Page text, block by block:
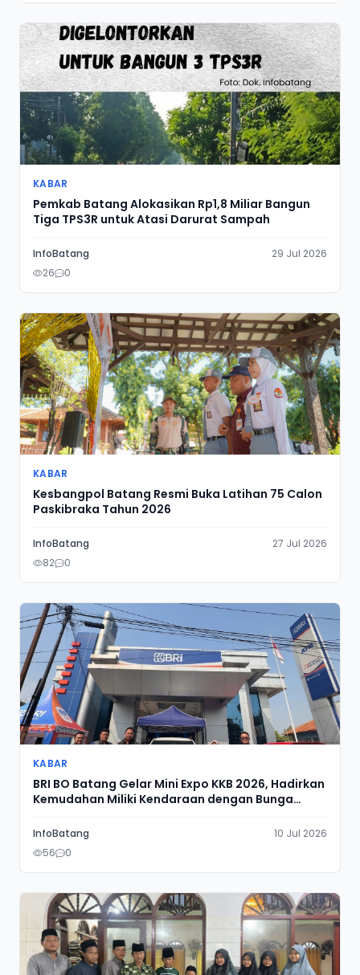
Politik
UMKM
KABAR
Pemkab Batang Alokasikan Rp1,8 Miliar Bangun
Tiga TPS3R untuk Atasi Darurat Sampah
InfoBatang
29 Jul 2026
26
0
KABAR
Kesbangpol Batang Resmi Buka Latihan 75 Calon
Paskibraka Tahun 2026
InfoBatang
27 Jul 2026
82
0
KABAR
BRI BO Batang Gelar Mini Expo KKB 2026, Hadirkan
Kemudahan Miliki Kendaraan dengan Bunga
InfoBatang
10 Jul 2026
56
0